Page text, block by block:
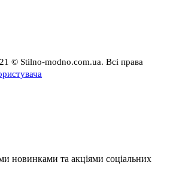
© Stilno-modno.com.ua. Всі права
новинками та акціями соціальних